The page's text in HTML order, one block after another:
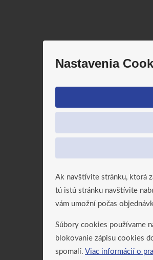
Nastavenia
Ak navštívite stránku, ktorá
tú istú stránku navštívite
vám umožní počas
Súbory cookies používame
blokovanie zápisu cookies
spomalí. Viac informácií o